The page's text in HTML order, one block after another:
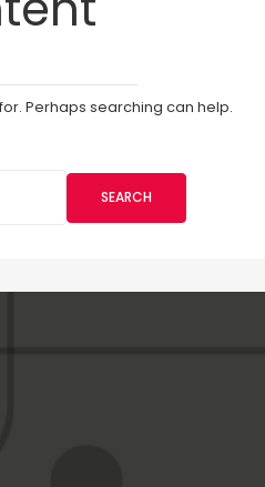
Perhaps searching can help.
SEARCH